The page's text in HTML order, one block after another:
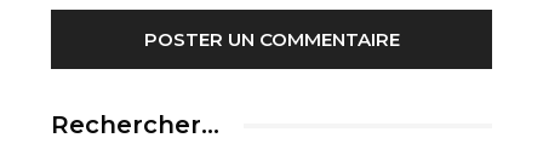
Rechercher…